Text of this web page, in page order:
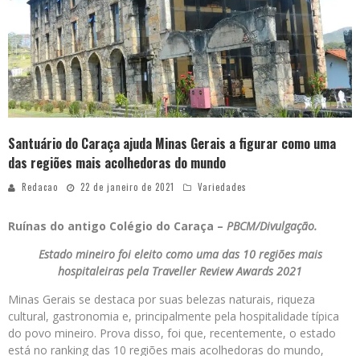
Santuário do Caraça ajuda Minas Gerais a figurar como uma
das regiões mais acolhedoras do mundo
Redacao 22 de janeiro de 2021 Variedades
Ruínas do antigo Colégio do Caraça – PBCM/Divulgação.
Estado mineiro foi eleito como uma das 10 regiões mais
hospitaleiras pela Traveller Review Awards 2021
Minas Gerais se destaca por suas belezas naturais, riqueza
cultural, gastronomia e, principalmente pela hospitalidade típica
do povo mineiro. Prova disso, foi que, recentemente, o estado
está no ranking das 10 regiões mais acolhedoras do mundo,